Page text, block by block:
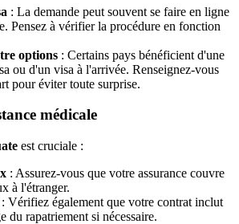
: La demande peut souvent se faire en ligne
Pensez à vérifier la procédure en fonction
options : Certains pays bénéficient d'une
ou d'un visa à l'arrivée. Renseignez-vous
pour éviter toute surprise.
médicale
est cruciale :
: Assurez-vous que votre assurance couvre
à l'étranger.
: Vérifiez également que votre contrat inclut
du rapatriement si nécessaire.